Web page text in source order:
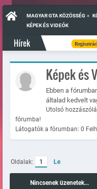
MAGYAR GTA KÖZÖSSÉG »
KÉPEK ÉS VIDEÓK
Hírek Regisztráció
Képek és
Ebben a
általad kedvelt
Utolsó
fórumba!
Látogatók a fórumban: 0
Oldalak: 1 Le
Nincsenek üzenetek...